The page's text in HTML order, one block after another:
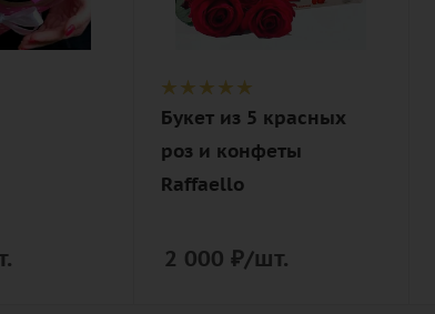
чайный
роза, лента,
конфеты
Raffaello
Букет из 5 красных
роз и конфеты
Raffaello
2 000 ₽/шт.